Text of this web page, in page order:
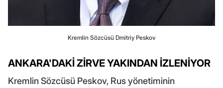
Kremlin Sözcüsü Dmitriy Peskov
ANKARA'DAKİ ZİRVE YAKINDAN İZLENİYOR
Kremlin Sözcüsü Peskov, Rus yönetiminin